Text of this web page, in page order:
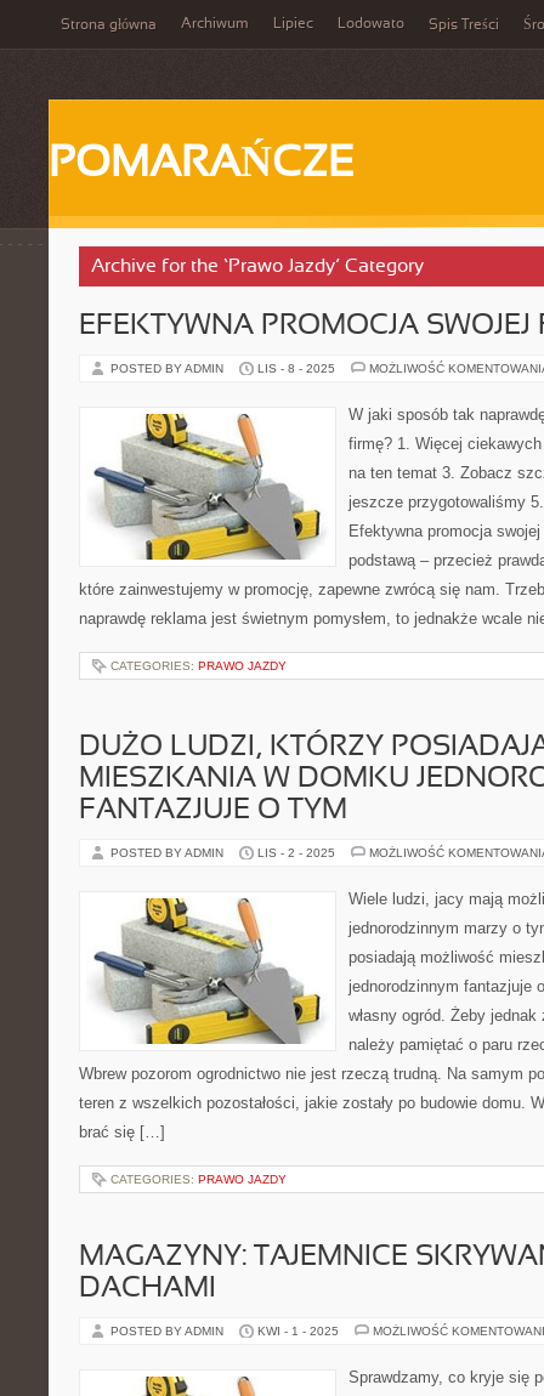
Strona główna Archiwum Lipiec Lodowato Spis Treści
POMARAŃCZE
Archive for the ‘Prawo Jazdy’ Category
EFEKTYWNA PROMOCJA SWOJEJ
POSTED BY ADMIN LIS - 8 - 2025 MOŻLIWOŚĆ
W jaki sposób tak
firmę? 1. Więcej
na ten temat 3. Zobacz
jeszcze przygotowaliśmy
Efektywna promocja
podstawą – przecież
które zainwestujemy w promocję, zapewne zwrócą się nam.
naprawdę reklama jest świetnym pomysłem, to jednakże wcale
CATEGORIES: PRAWO JAZDY
DUŻO LUDZI, KTÓRZY
MIESZKANIA W DOMKU
FANTAZJUJE O TYM
POSTED BY ADMIN LIS - 2 - 2025 MOŻLIWOŚĆ
Wiele ludzi, jacy mają
jednorodzinnym marzy o
posiadają możliwość
jednorodzinnym fantazjuje
własny ogród. Żeby
należy pamiętać o paru
Wbrew pozorom ogrodnictwo nie jest rzeczą trudną. Na samym
teren z wszelkich pozostałości, jakie zostały po budowie domu.
brać się […]
CATEGORIES: PRAWO JAZDY
MAGAZYNY: TAJEMNICE
DACHAMI
POSTED BY ADMIN KWI - 1 - 2025 MOŻLIWOŚĆ
Sprawdzamy, co kryje się